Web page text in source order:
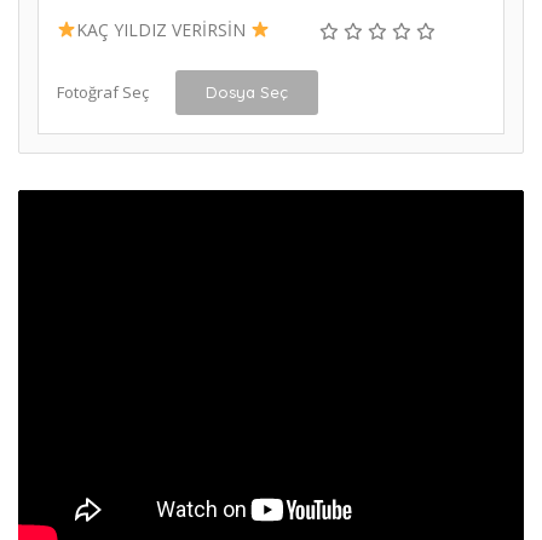
KAÇ YILDIZ VERİRSİN
Fotoğraf Seç Dosya Seç